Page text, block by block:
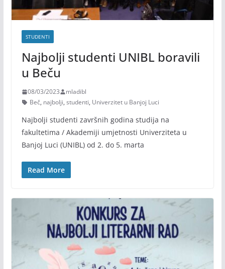
STUDENTI
Najbolji studenti UNIBL boravili
u Beču
08/03/2023
mladibl
Beč, najbolji, studenti, Univerzitet u Banjoj Luci
Najbolji studenti završnih godina studija na
fakultetima / Akademiji umjetnosti Univerziteta u
Banjoj Luci (UNIBL) od 2. do 5. marta
Read More